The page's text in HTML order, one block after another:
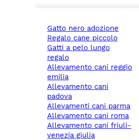
gatto nero adozione
regalo cane piccolo
gatti a pelo lungo
regalo
allevamento cani reggio
emilia
allevamento cani
padova
allevamenti cani parma
allevamento cani roma
allevamento cani friuli-
venezia giulia